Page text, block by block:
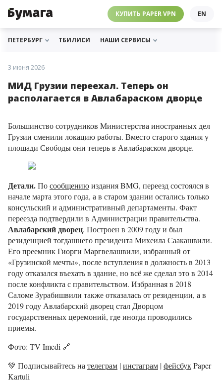
КУПИТЬ PAPER VPN EN
РАССЫЛКИ
МЫ В ИНСТАГРАМЕ
ПОДДЕРЖАТЬ «БУМАГУ»
ПЕТЕРБУРГ ТБИЛИСИ НАШИ СЕРВИСЫ
ЧЕБУРНЕТ
⛔️ ГАЙД ПРО ЧЕБУРНЕТ
МЫ В ТЕЛЕГРАМЕ
PAPER VPN
3 июня 2026
МИД Грузии переехал. Теперь он
располагается в Авлабараском дворце
Большинство сотрудников Министерства иностранных дел
Грузии сменили локацию работы. Вместо старого здания у
площади Свободы они теперь в Авлабараском дворце.
Детали.Посообщениюиздания BMG, переезд состоялся в
начале марта этого года, а в старом здании остались только
консульский и административный департаменты. Факт
переезда подтвердили в Администрации правительства.
Авлабарский дворец. Построен в 2009 году и был
резиденцией тогдашнего президента Михеила Саакашвили.
Его преемник Гиорги Маргвелашвили, избранный от
«Грузинской мечты», после вступления в должность в 2013
году отказался въехать в здание, но всё же сделал это в 2014
после конфликта с правительством. Избранная в 2018
Саломе Зурабишвили также отказалась от резиденции, а в
2019 году Авлабарский дворец стал Дворцом
государственных церемоний, где иногда проводились
приемы.
Фото: TV Imedi 🔗
💚 Подписывайтесь на телеграм |инстаграм |фейсбукPaper
Kartuli